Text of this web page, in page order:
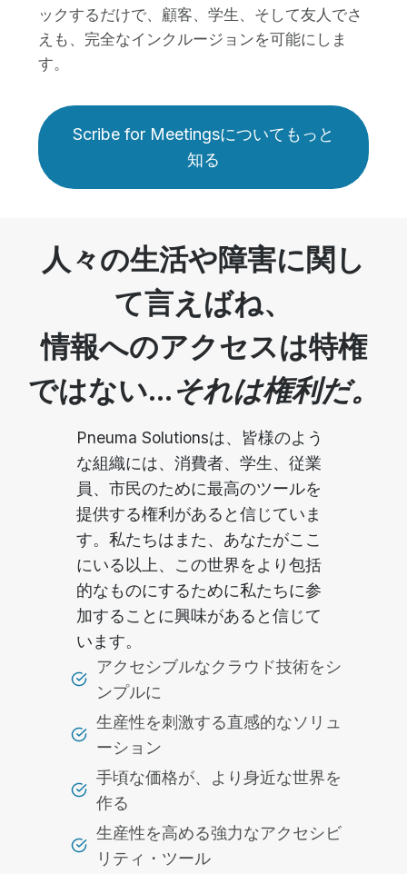
ックするだけで、顧客、学生、そして友人でさ
えも、完全なインクルージョンを可能にしま
す。
Scribe for Meetingsについてもっと
知る
人々の生活や障害に関し
て言えばね、
情報へのアクセスは特権
ではない...それは権利だ。
Pneuma Solutionsは、皆様のよう
な組織には、消費者、学生、従業
員、市民のために最高のツールを
提供する権利があると信じていま
す。私たちはまた、あなたがここ
にいる以上、この世界をより包括
的なものにするために私たちに参
加することに興味があると信じて
います。
アクセシブルなクラウド技術をシ
ンプルに
生産性を刺激する直感的なソリュ
ーション
手頃な価格が、より身近な世界を
作る
生産性を高める強力なアクセシビ
リティ・ツール